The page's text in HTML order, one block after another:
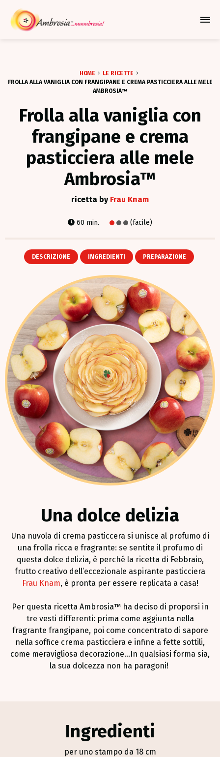
HOME
LE RICETTE
FROLLA ALLA VANIGLIA CON FRANGIPANE E CREMA PASTICCIERA ALLE MELE
AMBROSIA™
Frolla alla vaniglia con
frangipane e crema
pasticciera alle mele
Ambrosia™
ricetta by Frau Knam
60 min. (facile)
DESCRIZIONE INGREDIENTI PREPARAZIONE
Una dolce delizia
Una nuvola di crema pasticcera si unisce al profumo di
una frolla ricca e fragrante: se sentite il profumo di
questa dolce delizia, è perché la ricetta di Febbraio,
frutto creativo dell’eccezionale aspirante pasticciera
Frau Knam, è pronta per essere replicata a casa!
Per questa ricetta Ambrosia™ ha deciso di proporsi in
tre vesti differenti: prima come aggiunta nella
fragrante frangipane, poi come concentrato di sapore
nella soffice crema pasticciera e infine a fette sottili,
come meravigliosa decorazione...In qualsiasi forma sia,
la sua dolcezza non ha paragoni!
Ingredienti
per uno stampo da 18 cm